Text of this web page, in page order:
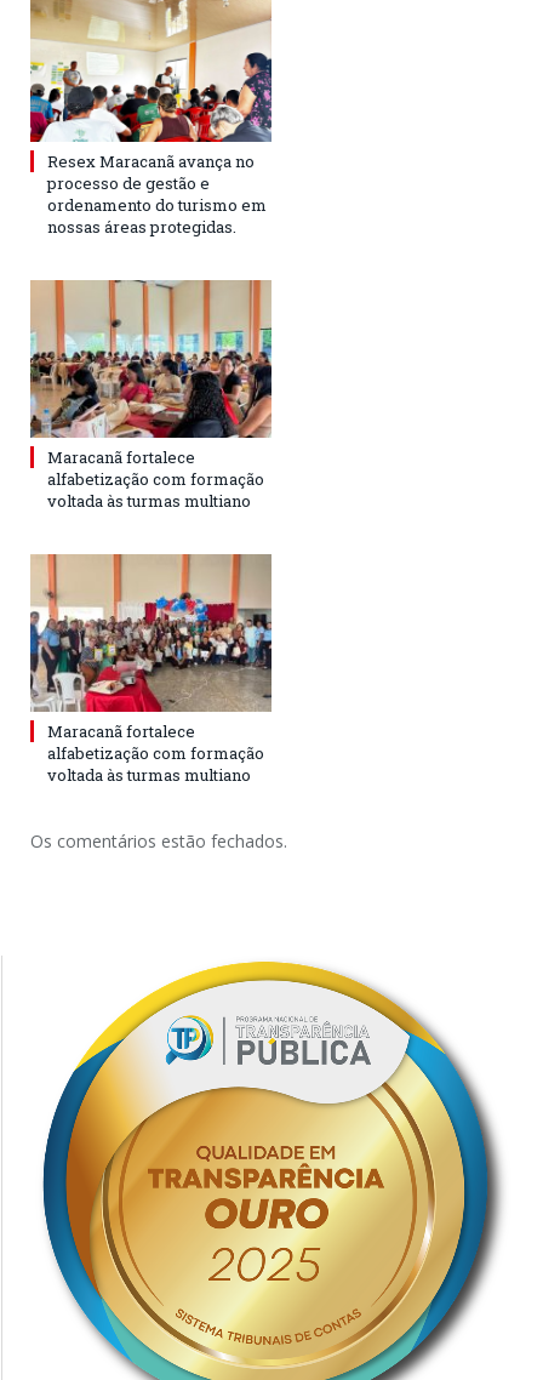
Resex Maracanã avança no
processo de gestão e
ordenamento do turismo em
nossas áreas protegidas.
Maracanã fortalece
alfabetização com formação
voltada às turmas multiano
Maracanã fortalece
alfabetização com formação
voltada às turmas multiano
Os comentários estão fechados.